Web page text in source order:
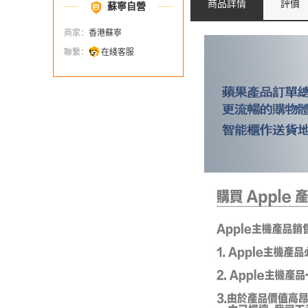
蘇寧自營
商家： 香港蘇寧
聯繫：
在綫客服
商品詳情 評價